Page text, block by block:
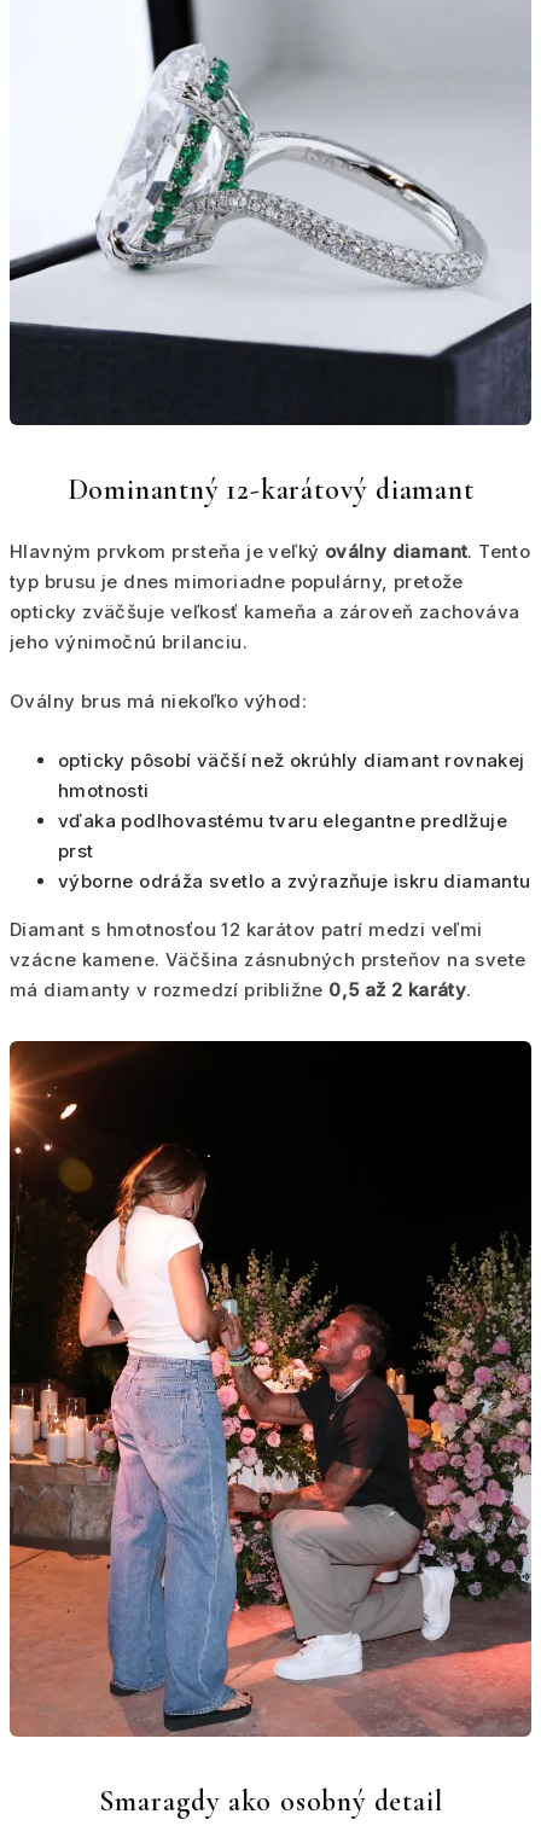
Dominantný 12-karátový diamant
Hlavným prvkom prsteňa je veľký oválny diamant. Tento
typ brusu je dnes mimoriadne populárny, pretože
opticky zväčšuje veľkosť kameňa a zároveň zachováva
jeho výnimočnú brilanciu.
Oválny brus má niekoľko výhod:
opticky pôsobí väčší než okrúhly diamant rovnakej
hmotnosti
vďaka podlhovastému tvaru elegantne predlžuje
prst
výborne odráža svetlo a zvýrazňuje iskru diamantu
Diamant s hmotnosťou 12 karátov patrí medzi veľmi
vzácne kamene. Väčšina zásnubných prsteňov na svete
má diamanty v rozmedzí približne 0,5 až 2 karáty.
Smaragdy ako osobný detail